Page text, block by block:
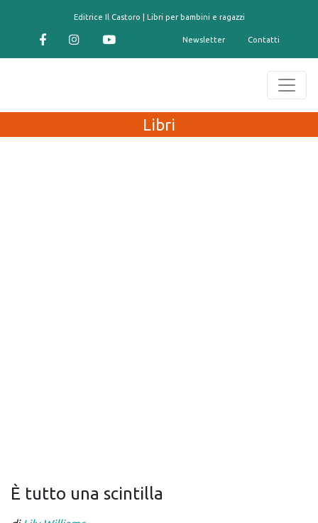
Editrice Il Castoro | Libri per bambini e ragazzi
Newsletter Contatti
Libri
È tutto una scintilla